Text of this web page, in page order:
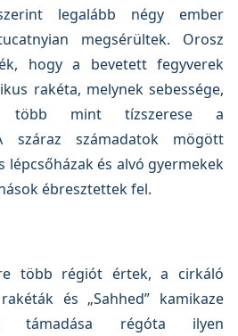
legalább négy ember
megsérültek. Orosz
hogy a bevetett fegyverek
rakéta, melynek sebessége,
mint tízszerese a
száraz számadatok mögött
és alvó gyermekek
ébresztettek fel.
több régiót értek, a cirkáló
és „Sahhed” kamikaze
támadása régóta ilyen